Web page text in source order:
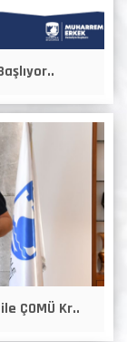
ÇOMÜ Kr..